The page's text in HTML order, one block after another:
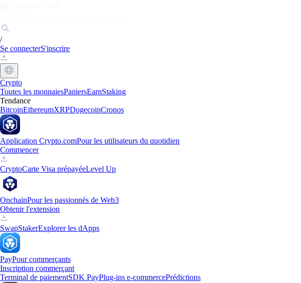
/
Se connecterS'inscrire
Crypto
Toutes les monnaiesPaniersEarnStaking
Tendance
BitcoinEthereumXRPDogecoinCronos
Application Crypto.comPour les utilisateurs du quotidien
Commencer
CryptoCarte Visa prépayéeLevel Up
OnchainPour les passionnés de Web3
Obtenir l'extension
SwapStakerExplorer les dApps
PayPour commerçants
Inscription commerçant
Terminal de paiementSDK PayPlug-ins e-commercePrédictions